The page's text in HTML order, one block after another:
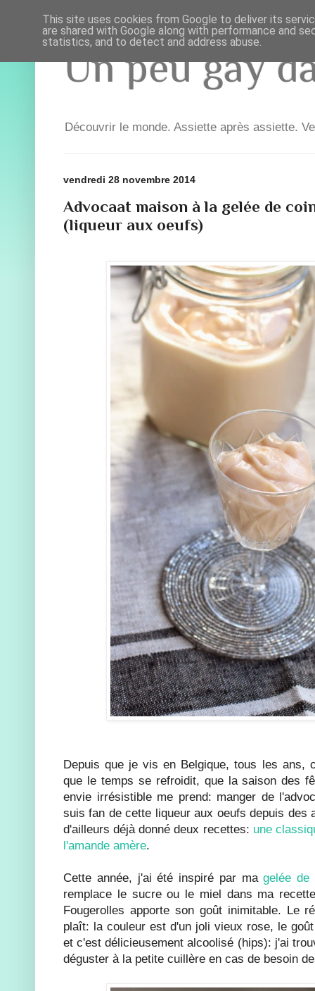
Un peu gay
Découvrir le monde. Assiette après assiette.
vendredi 28 novembre 2014
Advocaat maison à la gelée de
(liqueur aux oeufs)
Depuis que je vis en Belgique, tous les ans,
que le temps se refroidit, que la saison des
envie irrésistible me prend: manger de
suis fan de cette liqueur aux oeufs depuis des
d'ailleurs déjà donné deux recettes: une
l'amande amère.
Cette année, j'ai été inspiré par magelée de
remplace le sucre ou le miel dans ma
Fougerolles apporte son goût inimitable. Le
plaît: la couleur est d'un joli vieux rose, le
et c'est délicieusement alcoolisé (hips): j'ai
déguster à la petite cuillère en cas de besoin
This site uses cookies from Google to deliver its
are shared with Google along with performance and
statistics, and to detect and address abuse.